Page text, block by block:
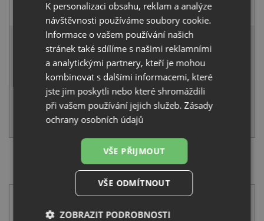
3 411 Kčs DPH
14 526 Kčs DPH
Běžná cena: 15 291 Kč
Sleva: 765 Kč
SKLADEM
KOUPIT
SET Blanco SUBLINE 320-U černá 525983 + Blanco
MILI černá matná 526665
K personalizaci obsahu, reklam a analýze
návštěvnosti používáme soubory cookie.
Informace o vašem používání našich
stránek také sdílíme s našimi reklamními
a analytickými partnery, kteří je mohou
kombinovat s dalšími informacemi, které
jste jim poskytli nebo které shromáždili
při vašem používání jejich služeb.Zásady
ochrany osobních údajů
VŠE PŘIJMOUT
VŠE ODMÍTNOUT
ZOBRAZIT PODROBNOSTI